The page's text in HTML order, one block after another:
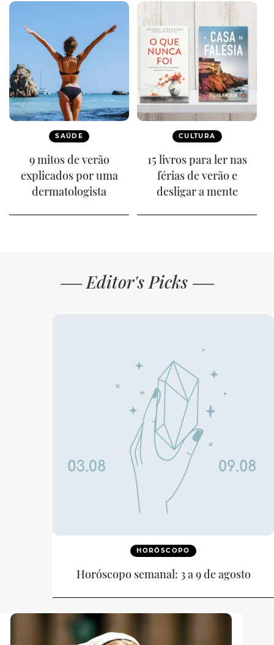
SAÚDE
9 mitos de verão
explicados por uma
dermatologista
CULTURA
15 livros para ler nas
férias de verão e
desligar a mente
Editor's Picks
HORÓSCOPO
Horóscopo semanal: 3 a 9 de agosto